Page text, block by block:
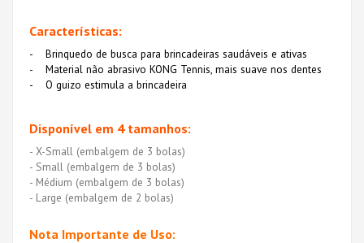
Características:
- Brinquedo de busca para brincadeiras saudáveis e ativas
- Material não abrasivo KONG Tennis, mais suave nos dentes
- O guizo estimula a brincadeira
Disponível em 4 tamanhos:
- X-Small (embalgem de 3 bolas)
- Small (embalgem de 3 bolas)
- Médium (embalgem de 3 bolas)
- Large (embalgem de 2 bolas)
Nota Importante de Uso: